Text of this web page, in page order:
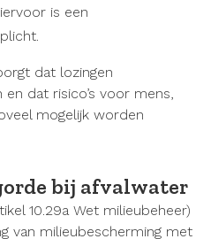
is een
dat lozingen
dat risico’s voor mens,
mogelijk worden
bij afvalwater
10.29a Wet milieubeheer)
van milieubescherming met